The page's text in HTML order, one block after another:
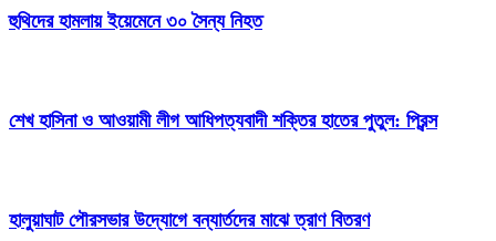
হুথিদের হামলায় ইয়েমেনে ৩০ সৈন্য নিহত
শেখ হাসিনা ও আওয়ামী লীগ আধিপত্যবাদী শক্তির হাতের পুতুল: প্রিন্স
হালুয়াঘাট পৌরসভার উদ্যোগে বন্যার্তদের মাঝে ত্রাণ বিতরণ